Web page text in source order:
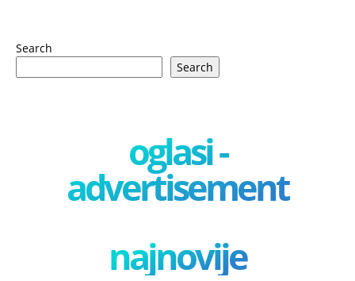
Search
Search
oglasi -
advertisement
najnovije